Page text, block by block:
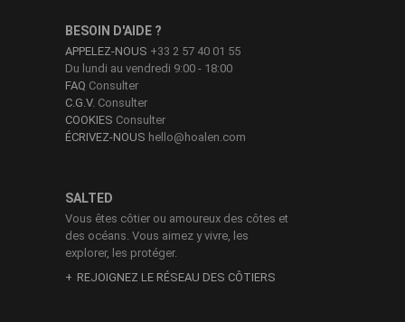
SALTED
Vous êtes côtier ou amoureux des côtes et
des océans. Vous aimez y vivre, les
explorer, les protéger.
REJOIGNEZ LE RÉSEAU DES CÔTIERS
BESOIN D'AIDE ?
APPELEZ-NOUS +33 2 57 40 01 55
Du lundi au vendredi 9:00 - 18:00
FAQ Consulter
C.G.V. Consulter
COOKIES Consulter
ÉCRIVEZ-NOUS hello@hoalen.com